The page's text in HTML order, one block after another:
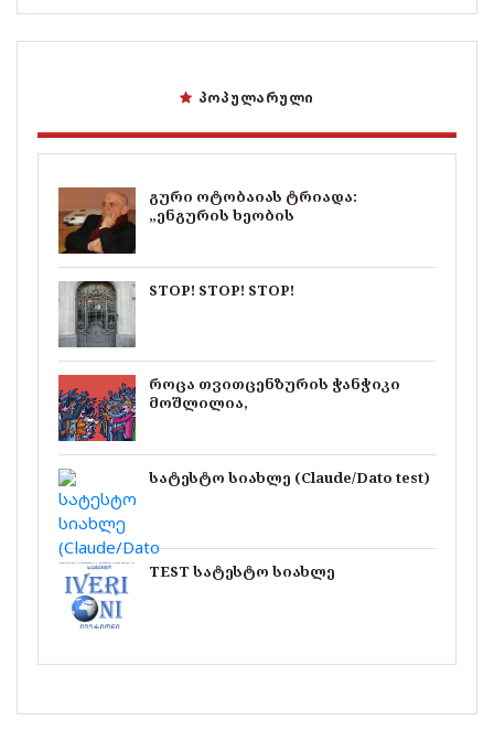
ᲞᲝᲞᲣᲚᲐᲠᲣᲚᲘ
გური ოტობაიას ტრიადა:
„ენგურის ხეობის
STOP! STOP! STOP!
როცა თვითცენზურის ჭანჭიკი
მოშლილია,
სატესტო სიახლე (Claude/Dato test)
TEST სატესტო სიახლე